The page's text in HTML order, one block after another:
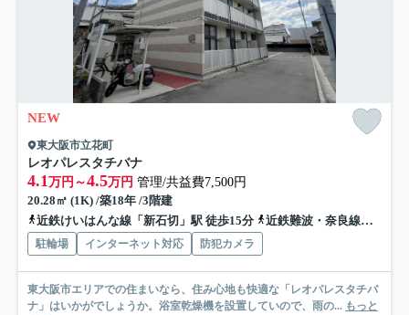
NEW
東大阪市立花町
レオパレスタチバナ
4.1万円～4.5万円 管理/共益費7,500円
20.28㎡ (1K) /築18年 /3階建
近鉄けいはんな線「新石切」駅 徒歩15分
近鉄難波・奈良線「額田」駅 徒歩3分
駐輪場 インターネット対応 防犯カメラ
東大阪市エリアでの住まいなら、住み心地も快適な「レオパレスタチバ
ナ」はいかがでしょうか。浴室乾燥機を設置していので、雨の... もっと